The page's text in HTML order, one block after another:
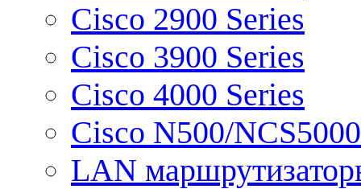
Cisco 2900 Series
Cisco 3900 Series
Cisco 4000 Series
Cisco N500/
LAN